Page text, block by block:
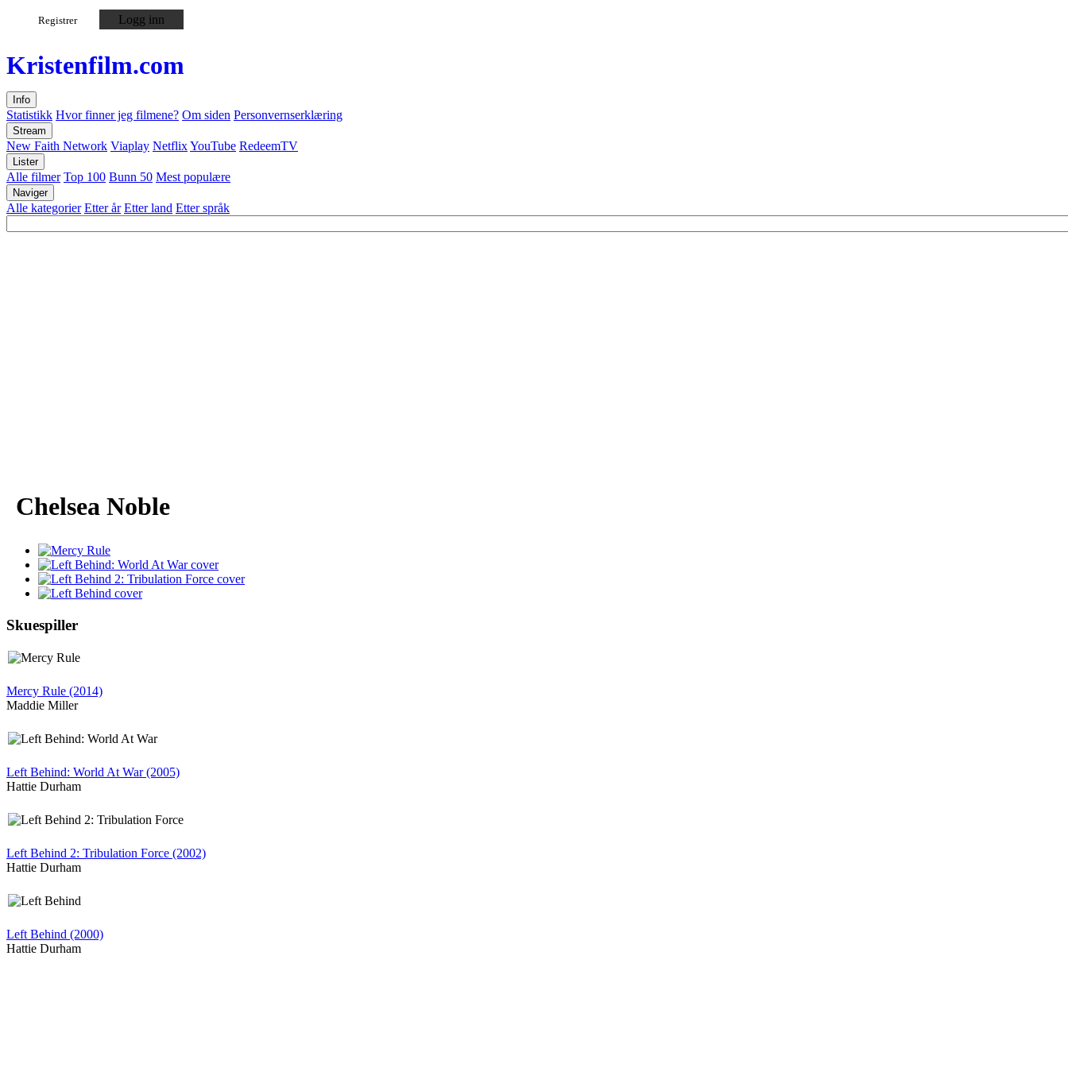
Registrer Logg inn
Kristenfilm.com
Info
Statistikk Hvor finner jeg filmene? Om siden Personvernserklæring
Stream
New Faith Network Viaplay NetflixYouTube RedeemTV
Lister
Alle filmer Top 100 Bunn 50 Mest populære
Naviger
Alle kategorier Etter år Etter land Etter språk
Chelsea Noble
Skuespiller
Mercy Rule (2014)
Maddie Miller
Left Behind: World At War (2005)
Hattie Durham
Left Behind 2: Tribulation Force (2002)
Hattie Durham
Left Behind (2000)
Hattie Durham